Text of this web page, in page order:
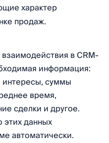
характер
продаж.
в CRM-
информация:
суммы
время,
сделки и другое.
данных
автоматически.